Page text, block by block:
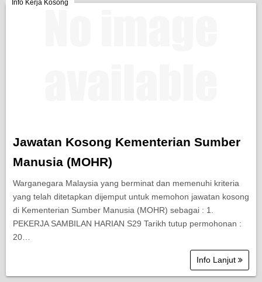
Info Kerja Kosong
Jawatan Kosong Kementerian Sumber
Manusia (MOHR)
Warganegara Malaysia yang berminat dan memenuhi kriteria
yang telah ditetapkan dijemput untuk memohon jawatan kosong
di Kementerian Sumber Manusia (MOHR) sebagai : 1.
PEKERJA SAMBILAN HARIAN S29 Tarikh tutup permohonan :
20…
Info Lanjut